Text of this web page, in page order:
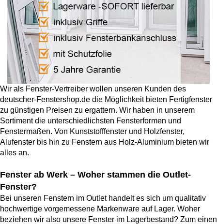
Holzfenster
Bogenfenster
Alu Balkontüren
Holzbalkontüren
Balkontür konfigurieren
WEITERE BALKONTÜREN
Abschließbare Balkontüren
Nach aussen öffnende Balkontüren
Hebeschiebetüren
Faltschiebetüren
PAS-Türen
Hebeschiebetüren Aluminium
Hebeschiebetüren Kunststoff
PVC-Haustüren
Haustür konfigurieren
Brand- / Rauchschutztüren
Kellertüren
Modell-Haustüren
Aufsatzrollläden
Unterputzraffstoren
Unterputzrollläden
Vorbaurollläden
Sektionaltor Konfigurieren
MARKEN & VARIANTEN
Drutex Sektionaltore
Krispol Sektionaltore
Sektionaltore mit Schlupftüre
Rolltore
Abdeckleisten
Winkelprofile
Blendrahmenverbreiterungen
Fensterbankanschlussprofile
Produktkataloge
Schnittzeichnungen Suche
Fenster Wiki
Wir als Fenster-Vertreiber wollen unseren Kunden des
deutscher-Fenstershop.de die Möglichkeit bieten Fertigfenster
zu günstigen Preisen zu ergattern. Wir haben in unserem
Sortiment die unterschiedlichsten Fensterformen und
Fenstermaßen. Von Kunststofffenster und Holzfenster,
Alufenster bis hin zu Fenstern aus Holz-Aluminium bieten wir
alles an.
Fenster ab Werk – Woher stammen die Outlet-
Fenster?
Bei unseren Fenstern im Outlet handelt es sich um qualitativ
hochwertige vorgemessene Markenware auf Lager. Woher
beziehen wir also unsere Fenster im Lagerbestand? Zum einen